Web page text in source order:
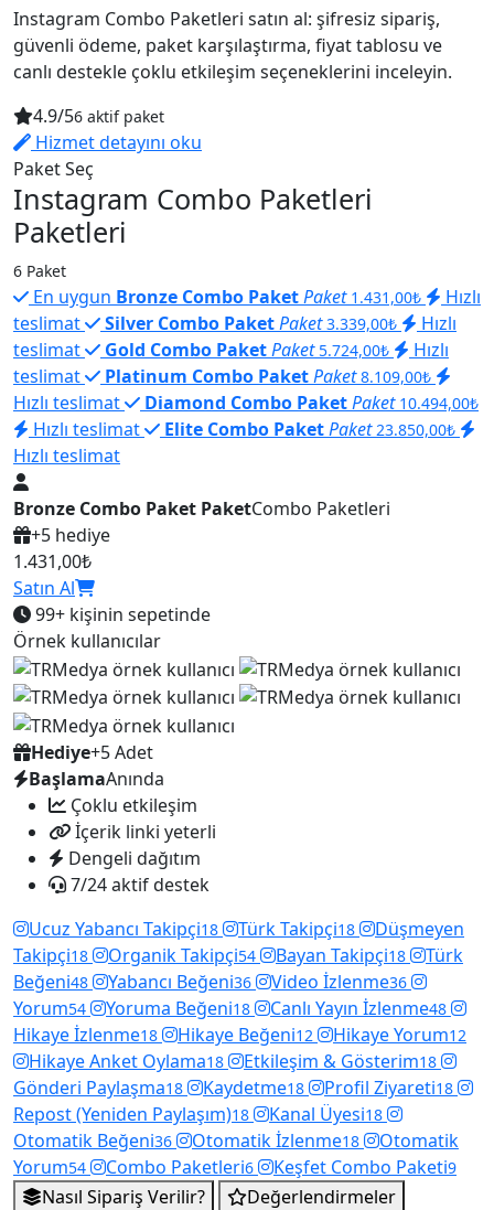
Instagram Combo Paketleri satın al: şifresiz sipariş,
güvenli ödeme, paket karşılaştırma, fiyat tablosu ve
canlı destekle çoklu etkileşim seçeneklerini inceleyin.
4.9/56 aktif paket
Hizmet detayını oku
Paket Seç
Instagram Combo Paketleri
Paketleri
6 Paket
En uygun Bronze Combo PaketPaket 1.431,00₺
Hızlı
teslimat
Silver Combo PaketPaket 3.339,00₺
Hızlı
teslimat
Gold Combo PaketPaket 5.724,00₺
Hızlı
teslimat
Platinum Combo PaketPaket 8.109,00₺
Hızlı teslimat Diamond Combo PaketPaket 10.494,00₺
Hızlı teslimat Elite Combo PaketPaket 23.850,00₺
Hızlı teslimat
Bronze Combo Paket PaketCombo Paketleri
+5 hediye
1.431,00₺
Satın Al
99+ kişinin sepetinde
Örnek kullanıcılar
Hediye+5 Adet
BaşlamaAnında
Çoklu etkileşim
İçerik linki yeterli
Dengeli dağıtım
7/24 aktif destek
Ucuz Yabancı Takipçi18 Türk Takipçi18
Düşmeyen
Takipçi18 Organik Takipçi54 Bayan Takipçi18
Türk
Beğeni48 Yabancı Beğeni36 Video İzlenme36
Yorum54 Yoruma Beğeni18 Canlı Yayın İzlenme48
Hikaye İzlenme18 Hikaye Beğeni12 Hikaye Yorum12
Hikaye Anket Oylama18 Etkileşim & Gösterim18
Gönderi Paylaşma18 Kaydetme18 Profil Ziyareti18
Repost (Yeniden Paylaşım)18 Kanal Üyesi18
Otomatik Beğeni36 Otomatik İzlenme18
Otomatik
Yorum54 Combo Paketleri6 Keşfet Combo Paketi9
Nasıl Sipariş Verilir?
Değerlendirmeler